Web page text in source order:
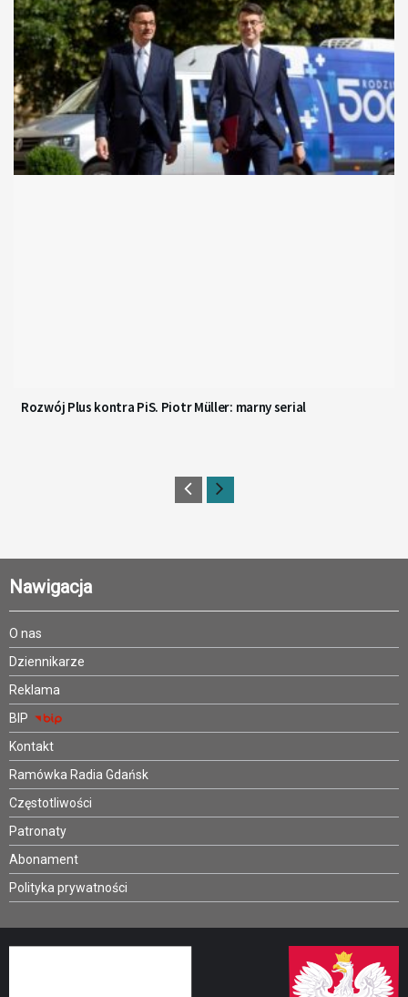
Rozwój Plus kontra PiS. Piotr Müller: marny serial
Nawigacja
O nas
Dziennikarze
Reklama
BIP
Kontakt
Ramówka Radia Gdańsk
Częstotliwości
Patronaty
Abonament
Polityka prywatności